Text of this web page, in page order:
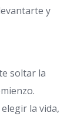
y
soltar la
la vida,